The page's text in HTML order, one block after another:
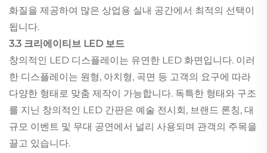
화질을 제공하여 많은 상업용 실내 공간에서 최적의 선택이
됩니다.
3.3 크리에이티브 LED 보드
창의적인 LED 디스플레이는 유연한 LED 화면입니다. 이러
한 디스플레이는 원형, 아치형, 곡면 등 고객의 요구에 따라
다양한 형태로 맞춤 제작이 가능합니다. 독특한 형태와 구조
를 지닌 창의적인 LED 간판은 예술 전시회, 브랜드 론칭, 대
규모 이벤트 및 무대 공연에서 널리 사용되며 관객의 주목을
끌고 있습니다.